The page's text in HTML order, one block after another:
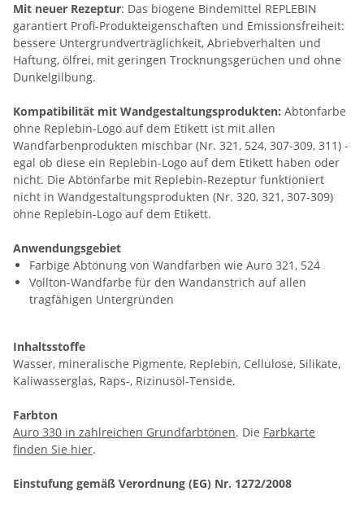
Mit neuer Rezeptur: Das biogene Bindemittel REPLEBIN
garantiert Profi-Produkteigenschaften und Emissionsfreiheit:
bessere Untergrundverträglichkeit, Abriebverhalten und
Haftung, ölfrei, mit geringen Trocknungsgerüchen und ohne
Dunkelgilbung.
Kompatibilität mit Wandgestaltungsprodukten: Abtönfarbe
ohne Replebin-Logo auf dem Etikett ist mit allen
Wandfarbenprodukten mischbar (Nr. 321, 524, 307-309, 311) -
egal ob diese ein Replebin-Logo auf dem Etikett haben oder
nicht. Die Abtönfarbe mit Replebin-Rezeptur funktioniert
nicht in Wandgestaltungsprodukten (Nr. 320, 321, 307-309)
ohne Replebin-Logo auf dem Etikett.
Anwendungsgebiet
Farbige Abtönung von Wandfarben wie Auro 321, 524
Vollton-Wandfarbe für den Wandanstrich auf allen
tragfähigen Untergründen
Inhaltsstoffe
Wasser, mineralische Pigmente, Replebin, Cellulose, Silikate,
Kaliwasserglas, Raps-, Rizinusöl-Tenside.
Farbton
Auro 330 in zahlreichen Grundfarbtönen. Die Farbkarte
finden Sie hier.
Einstufung gemäß Verordnung (EG) Nr. 1272/2008